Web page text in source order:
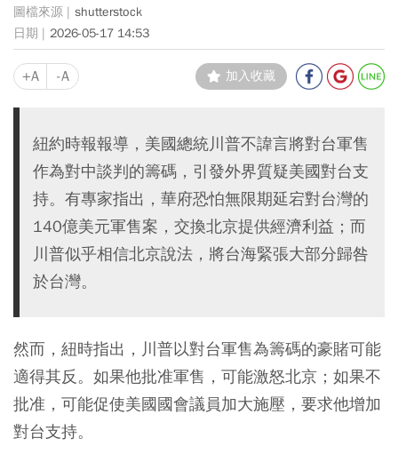
shutterstock
2026-05-17 14:53
+A -A 加入收藏
紐約時報報導，美國總統川普不諱言將對台軍售
作為對中談判的籌碼，引發外界質疑美國對台支
持。有專家指出，華府恐怕無限期延宕對台灣的
140億美元軍售案，交換北京提供經濟利益；而
川普似乎相信北京說法，將台海緊張大部分歸咎
於台灣。
然而，紐時指出，川普以對台軍售為籌碼的豪賭可能
適得其反。如果他批准軍售，可能激怒北京；如果不
批准，可能促使美國國會議員加大施壓，要求他增加
對台支持。